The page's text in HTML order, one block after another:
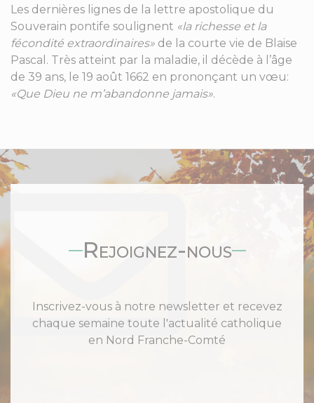
Les dernières lignes de la lettre apostolique du
Souverain pontife soulignent «la richesse et la
fécondité extraordinaires» de la courte vie de Blaise
Pascal. Très atteint par la maladie, il décède à l’âge
de 39 ans, le 19 août 1662 en prononçant un vœu:
«Que Dieu ne m’abandonne jamais».
Rejoignez-nous
Inscrivez-vous à notre newsletter et recevez
chaque semaine toute l'actualité catholique
en Nord Franche-Comté